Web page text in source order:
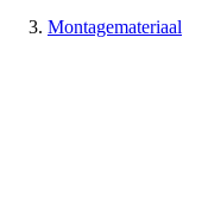
Montagemateriaal